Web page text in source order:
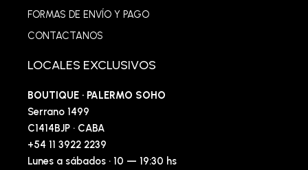
FORMAS DE ENVÍO Y PAGO
CONTACTANOS
LOCALES EXCLUSIVOS
BOUTIQUE · PALERMO SOHO
Serrano 1499
C1414BJP · CABA
+54 11 3922 2239
Lunes a sábados · 10 — 19:30 hs